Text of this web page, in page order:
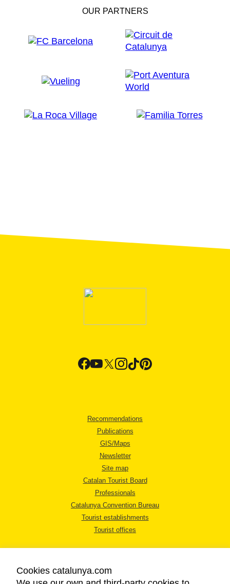
OUR PARTNERS
Recommendations
Publications
GIS/Maps
Newsletter
Site map
Catalan Tourist Board
Professionals
Catalunya Convention Bureau
Tourist establishments
Tourist offices
Cookies catalunya.com